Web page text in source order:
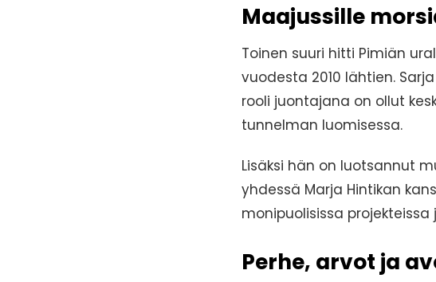
Maajussille
Toinen suuri hitti Pimiän
vuodesta 2010 lähtien.
rooli juontajana on ollut
tunnelman luomisessa.
Lisäksi hän on luotsannut
yhdessä Marja Hintikan
monipuolisissa
Perhe, arvot ja